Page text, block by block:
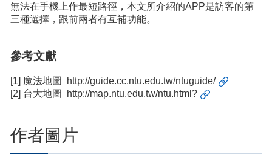
無法在手機上作最短路徑，本文所介紹的APP是訪客的第
三種選擇，跟前兩者有互補功能。
參考文獻
[1] 魔法地圖
http://guide.cc.ntu.edu.tw/ntuguide/
[2] 台大地圖
http://map.ntu.edu.tw/ntu.html?
作者圖片